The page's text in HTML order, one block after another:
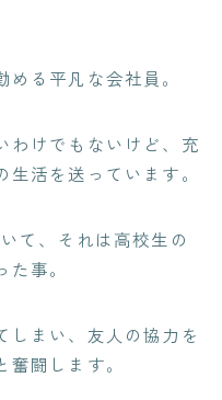
る平凡な会社員。
わけでもないけど、充
活を送っています。
て、それは高校生の
事。
しまい、友人の協力を
闘します。